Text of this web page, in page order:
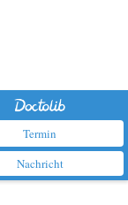
Termin
Nachricht